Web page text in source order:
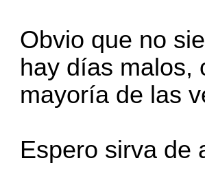
Obvio que no
hay días malos,
mayoría de las
Espero sirva de